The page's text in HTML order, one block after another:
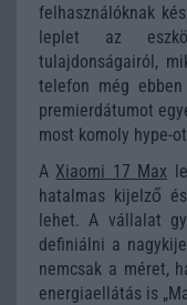
felhasználóknak
leplet az
tulajdonságairól,
telefon még
premierdátumot
most komoly hype-
A Xiaomi 17 Max
hatalmas kijelző
lehet. A vállalat
definiálni a
nemcsak a méret,
energiaellátás is